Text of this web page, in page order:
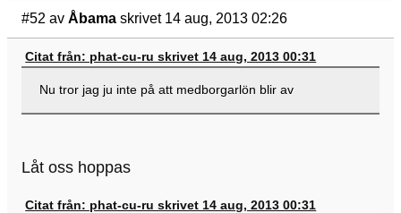
#52 av Åbama skrivet 14 aug, 2013 02:26
Citat från: phat-cu-ru skrivet 14 aug, 2013 00:31
Nu tror jag ju inte på att medborgarlön blir av
Låt oss hoppas
Citat från: phat-cu-ru skrivet 14 aug, 2013 00:31